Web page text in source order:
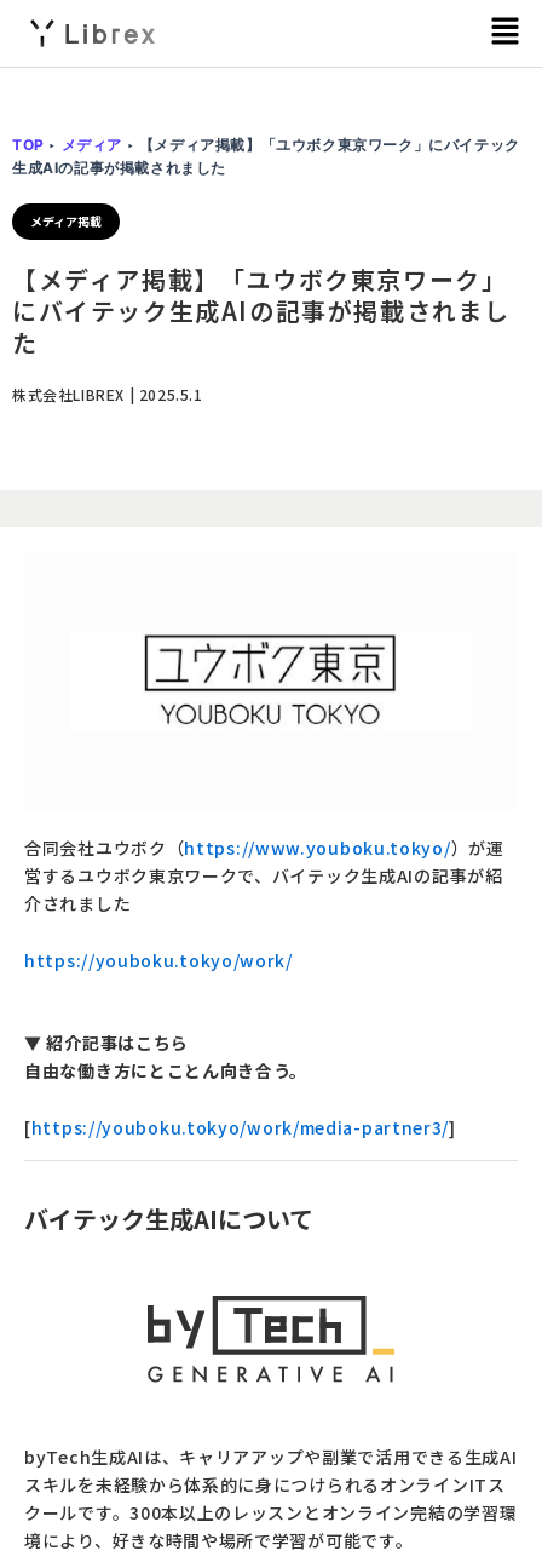
メ
ニ
ュ
TOP ‣ メディア ‣ 【メディア掲載】「ユウボク東京ワーク」にバイテック
生成AIの記事が掲載されました
メディア掲載
【メディア掲載】「ユウボク東京ワーク」
にバイテック生成AIの記事が掲載されまし
た
株式会社LIBREX | 2025.5.1
合同会社ユウボク（https://www.youboku.tokyo/）が運
営するユウボク東京ワークで、バイテック生成AIの記事が紹
介されました
https://youboku.tokyo/work/
▼ 紹介記事はこちら
自由な働き方にとことん向き合う。
[https://youboku.tokyo/work/media-partner3/]
バイテック生成AIについて
byTech生成AIは、キャリアアップや副業で活用できる生成AI
スキルを未経験から体系的に身につけられるオンラインITス
クールです。300本以上のレッスンとオンライン完結の学習環
境により、好きな時間や場所で学習が可能です。